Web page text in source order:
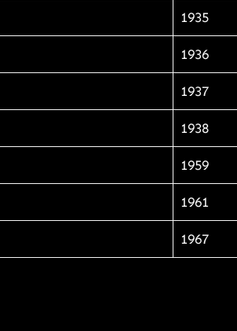
1935
1936
1937
1938
1959
1961
1967